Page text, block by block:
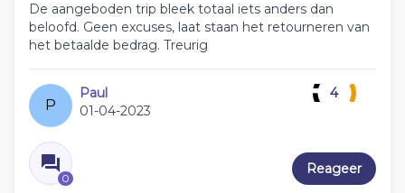
De aangeboden trip bleek totaal iets anders dan
beloofd. Geen excuses, laat staan het retourneren van
het betaalde bedrag. Treurig
P
Paul
01-04-2023
0
4
Reageer